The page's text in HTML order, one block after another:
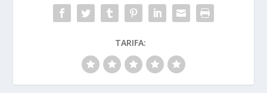
TARIFA: